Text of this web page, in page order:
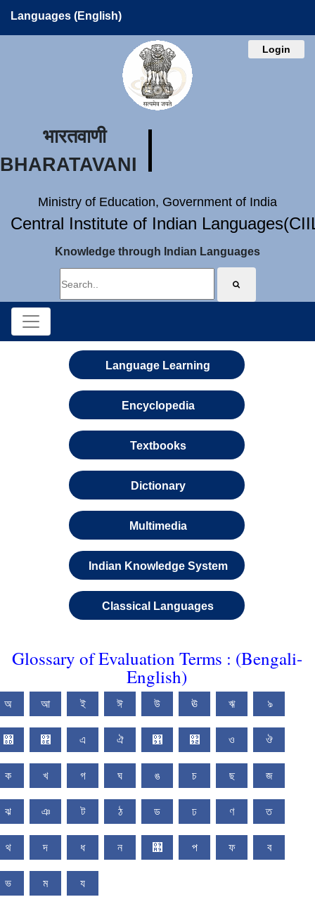
Languages (English)
Login
भारतवाणी
BHARATAVANI
Ministry of Education, Government of India
Central Institute of Indian
Knowledge through Indian Languages
Language Learning
Encyclopedia
Textbooks
Dictionary
Multimedia
Indian Knowledge System
Classical Languages
Glossary of Evaluation Terms : (Bengali-
English)
অ আ ই ঈ উ ঊ ঋ ঌ
঍ ঎ এ ঐ ঑ ঒ ও ঔ
ক খ গ ঘ ঙ চ ছ জ
ঝ ঞ ট ঠ ড ঢ ণ ত
থ দ ধ ন ঩ প ফ ব
ভ ম য